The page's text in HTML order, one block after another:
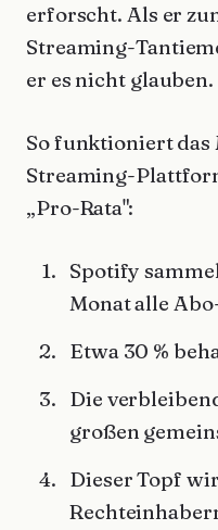
erforscht. Als er
Streaming-
er es nicht glauben.
So funktioniert das
Streaming-
„Pro-Rata":
Spotify
Monat alle
Etwa 30 %
Die
großen
Dieser Topf